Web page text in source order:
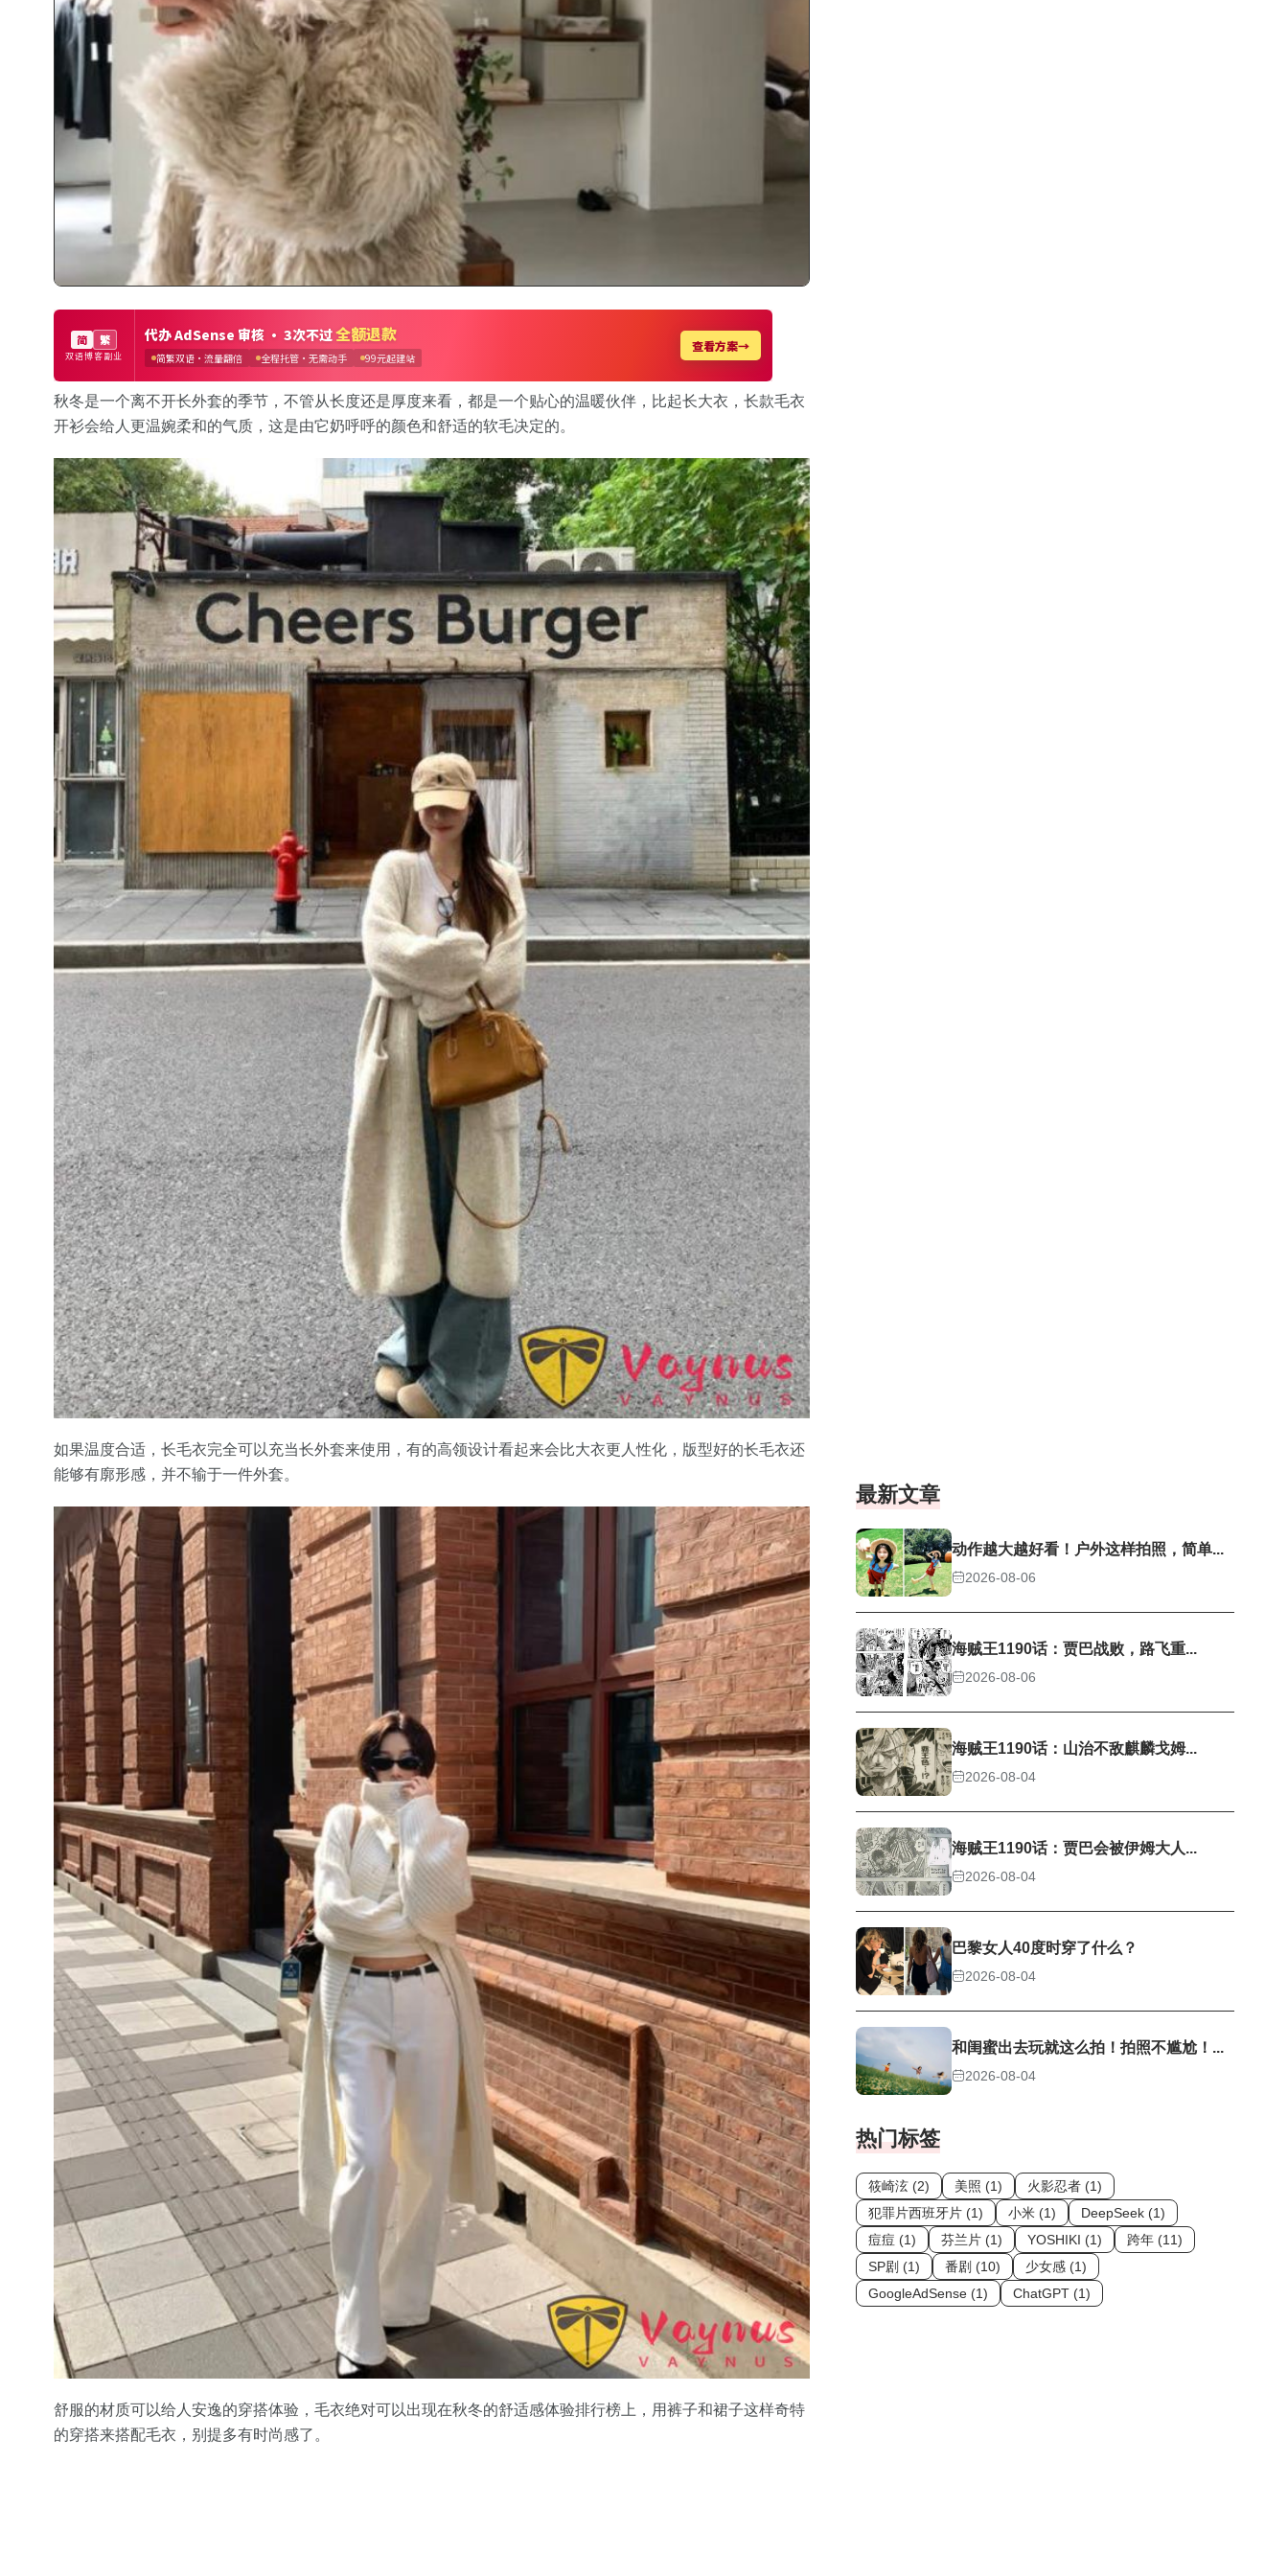
秋冬是一个离不开长外套的季节，不管从长度还是厚度来看，都是一个贴心的温暖伙伴，比起长大衣，长款毛衣
开衫会给人更温婉柔和的气质，这是由它奶呼呼的颜色和舒适的软毛决定的。
如果温度合适，长毛衣完全可以充当长外套来使用，有的高领设计看起来会比大衣更人性化，版型好的长毛衣还
能够有廓形感，并不输于一件外套。
舒服的材质可以给人安逸的穿搭体验，毛衣绝对可以出现在秋冬的舒适感体验排行榜上，用裤子和裙子这样奇特
的穿搭来搭配毛衣，别提多有时尚感了。
最新文章
动作越大越好看！户外这样拍照，简单...
2026-08-06
海贼王1190话：贾巴战败，路飞重...
2026-08-06
海贼王1190话：山治不敌麒麟戈姆...
2026-08-04
海贼王1190话：贾巴会被伊姆大人...
2026-08-04
巴黎女人40度时穿了什么？
2026-08-04
和闺蜜出去玩就这么拍！拍照不尴尬！...
2026-08-04
热门标签
筱崎泫 (2) 美照 (1)
火影忍者 (1)
犯罪片西班牙片 (1)
小米 (1)
DeepSeek (1)
痘痘 (1)
芬兰片 (1) YOSHIKI (1)
跨年 (11)
SP剧 (1)
番剧 (10)
少女感 (1)
GoogleAdSense (1)
ChatGPT (1)